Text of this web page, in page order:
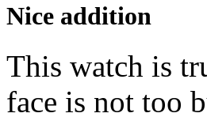
Nice addition
This watch is
face is not too